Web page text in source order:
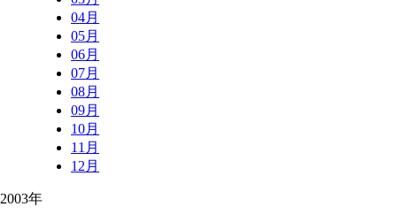
04月
05月
06月
07月
08月
09月
10月
11月
12月
2003年